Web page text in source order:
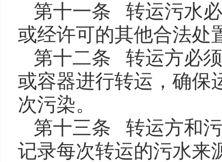
第十一条 转运污水
或经许可的其他合法处
第十二条 转运方必
或容器进行转运，确保
次污染。
第十三条 转运方和
记录每次转运的污水来